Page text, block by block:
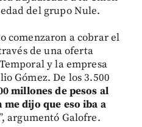
del grupo Nule.
comenzaron a cobrar el
de una oferta
y la empresa
Gómez. De los 3.500
millones de pesos al
me dijo que eso iba a
argumentó Galofre.